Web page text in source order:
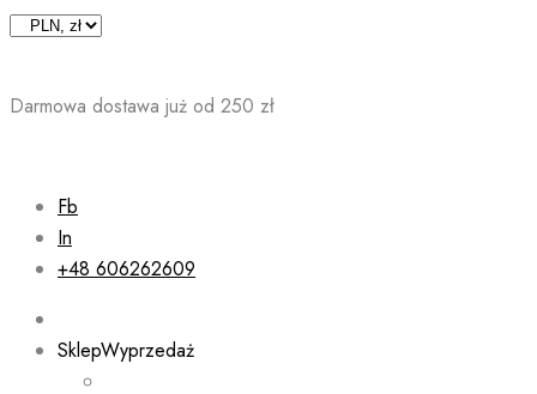
Skip
Darmowa dostawa już od 250 zł
Fb
In
+48 606262609
SklepWyprzedaż